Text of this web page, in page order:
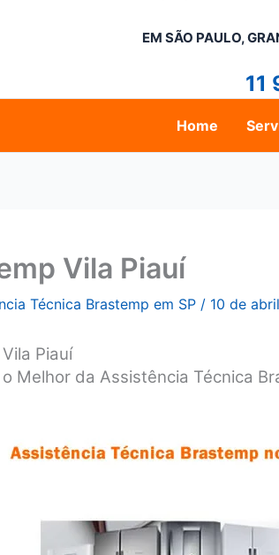
EM SÃO PAULO,
11
Home
Vila Piauí
Técnica Brastemp em SP / 10 de
Piauí
Melhor da Assistência Técnica